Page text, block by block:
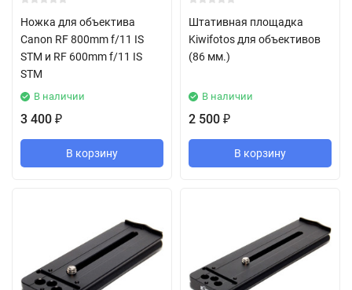
Ножка для объектива
Canon RF 800mm f/11 IS
STM и RF 600mm f/11 IS
STM
В наличии
3 400 ₽
В корзину
Штативная площадка
Kiwifotos для объективов
(86 мм.)
В наличии
2 500 ₽
В корзину